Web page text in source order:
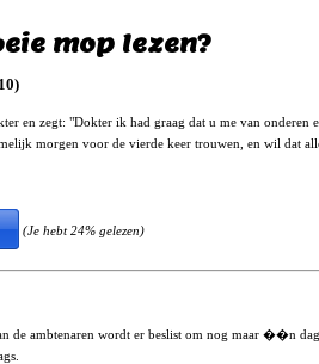
mop lezen?
en zegt: "Dokter ik had graag dat u me van onderen
morgen voor de vierde keer trouwen, en wil dat
(Je hebt 24% gelezen)
de ambtenaren wordt er beslist om nog maar ��n